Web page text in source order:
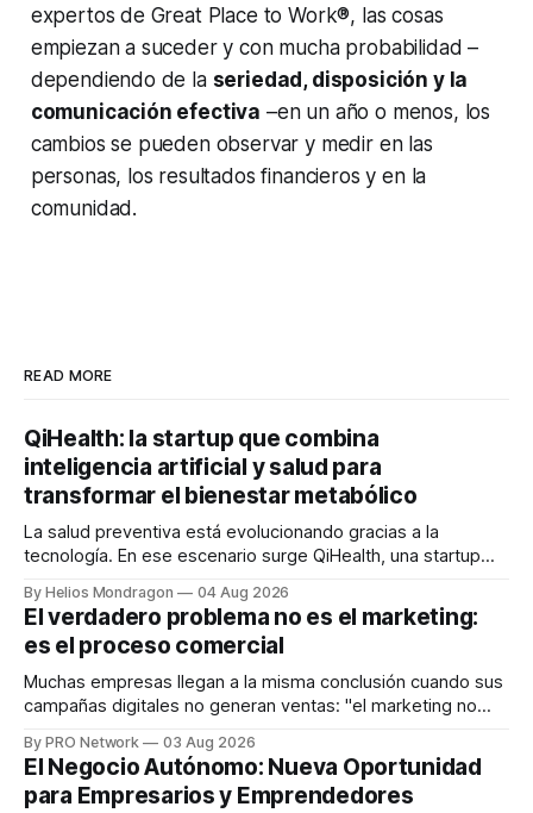
expertos de Great Place to Work®, las cosas
empiezan a suceder y con mucha probabilidad –
dependiendo de la seriedad, disposición y la
comunicación efectiva –en un año o menos, los
cambios se pueden observar y medir en las
personas, los resultados financieros y en la
comunidad.
READ MORE
QiHealth: la startup que combina
inteligencia artificial y salud para
transformar el bienestar metabólico
La salud preventiva está evolucionando gracias a la
tecnología. En ese escenario surge QiHealth, una startup
dispositivos inteligentes, inteligencia artificial y monitoreo
en tiempo real para ayudar a las personas a tomar mejores
decisiones sobre su salud metabólica. Su propuesta busca
responder
By Helios Mondragon 04 Aug 2026
El verdadero problema no es el marketing:
es el proceso comercial
Muchas empresas llegan a la misma conclusión cuando sus
campañas digitales no generan ventas: "el marketing no
INTERIUS, el problema suele estar en otro lugar. Durante
una entrevista para el podcast SER PRO, el especialista en
marketing digital explicó que
By PRO Network 03 Aug 2026
El Negocio Autónomo: Nueva Oportunidad
para Empresarios y Emprendedores